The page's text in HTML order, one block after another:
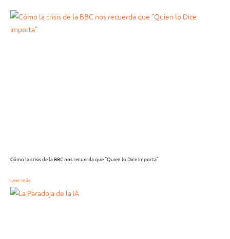
Cómo la crisis de la BBC nos recuerda que “Quien lo Dice Importa”
Leer más